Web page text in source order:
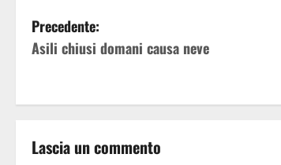
Precedente:
Asili chiusi domani causa neve
Lascia un commento